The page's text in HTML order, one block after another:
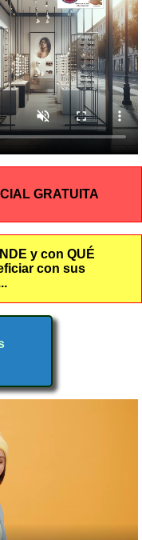
GRATUITA
y con QUÉ
con sus
(ABTE)
(ABTE)
(ABTE)
(ABTE)
(ABTE)
(ABTE)